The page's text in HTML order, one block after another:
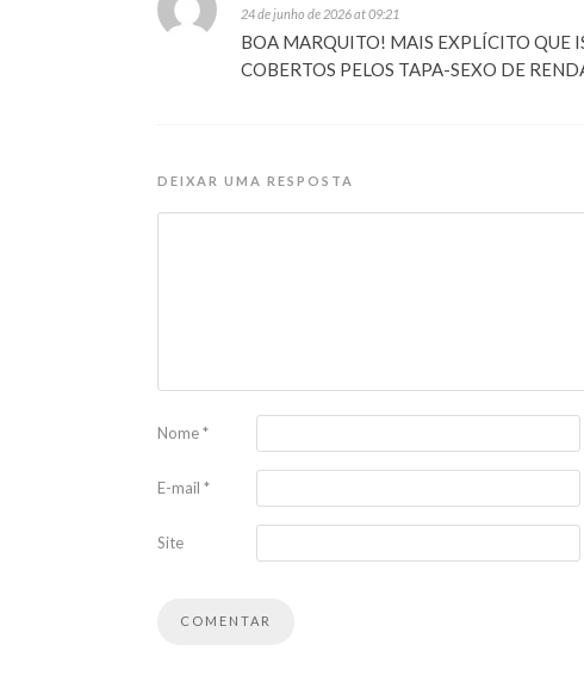
24 de junho de 2026 at 09:21
BOA MARQUITO! MAIS EXPLÍCITO QUE
COBERTOS PELOS TAPA-SEXO DE
DEIXAR UMA RESPOSTA
Nome*
E-mail *
Site